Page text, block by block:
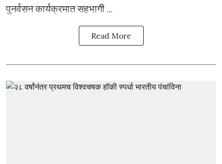
पुनर्वसन कार्यक्रमात सहभागी ...
Read More